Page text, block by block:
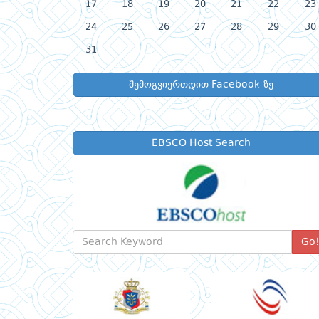
17 18 19 20 21 22 23
24 25 26 27 28 29 30
31
შემოგვიერთდით Facebook-ზე
EBSCO Host Search
Go!